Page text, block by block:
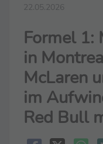
22.05.2026
Formel 1:
in
McLaren
im
Red Bull